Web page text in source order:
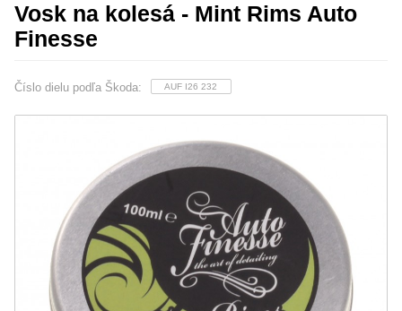
Vosk na kolesá - Mint Rims Auto
Finesse
Číslo dielu podľa Škoda: AUF I26 232